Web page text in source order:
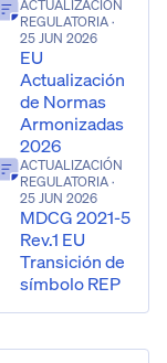
ACTUALIZACIÓN
REGULATORIA ·
25 JUN 2026
EU
Actualización
de Normas
Armonizadas
2026
ACTUALIZACIÓN
REGULATORIA ·
25 JUN 2026
MDCG 2021-5
Rev.1 EU
Transición de
símbolo REP